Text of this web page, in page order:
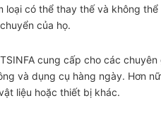
loại có thể thay thế và không
của họ.
cung cấp cho các
và dụng cụ hàng ngày. Hơn
liệu hoặc thiết bị khác.